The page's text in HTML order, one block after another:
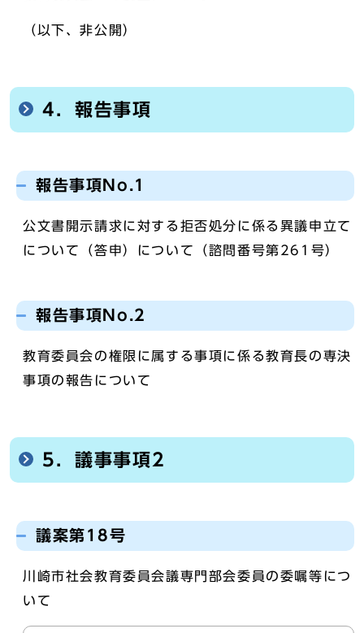
（以下、非公開）
4．報告事項
報告事項No.1
公文書開示請求に対する拒否処分に係る異議申立て
について（答申）について（諮問番号第261号）
報告事項No.2
教育委員会の権限に属する事項に係る教育長の専決
事項の報告について
5．議事事項2
議案第18号
川崎市社会教育委員会議専門部会委員の委嘱等につ
いて